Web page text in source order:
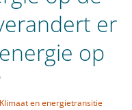
er
op
Klimaat en energietransitie